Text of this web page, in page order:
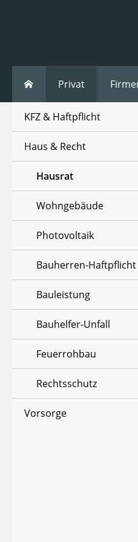
Privat
KFZ & Haftpflicht
Haus & Recht
Hausrat
Wohngebäude
Photovoltaik
Bauherren-Haftpflicht
Bauleistung
Bauhelfer-Unfall
Feuerrohbau
Rechtsschutz
Vorsorge